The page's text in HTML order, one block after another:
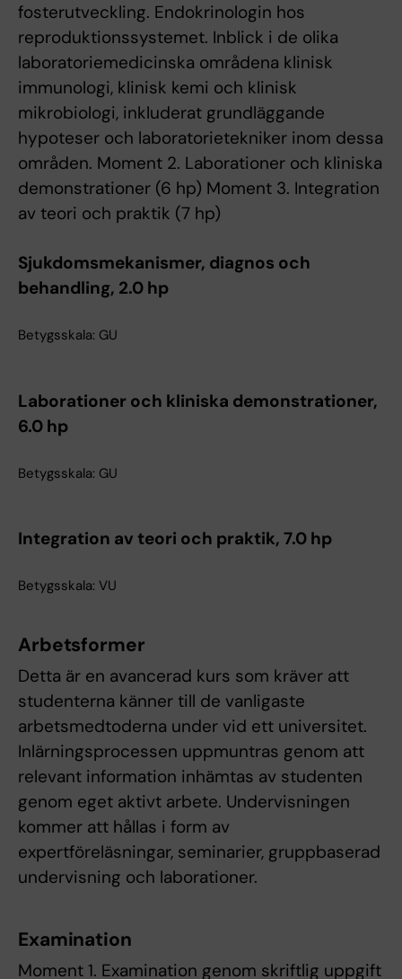
fosterutveckling. Endokrinologin hos
reproduktionssystemet. Inblick i de olika
laboratoriemedicinska områdena klinisk
immunologi, klinisk kemi och klinisk
mikrobiologi, inkluderat grundläggande
hypoteser och laboratorietekniker inom dessa
områden. Moment 2. Laborationer och kliniska
demonstrationer (6 hp) Moment 3. Integration
av teori och praktik (7 hp)
Sjukdomsmekanismer, diagnos och
behandling, 2.0 hp
Betygsskala: GU
Laborationer och kliniska demonstrationer,
6.0 hp
Betygsskala: GU
Integration av teori och praktik, 7.0 hp
Betygsskala: VU
Arbetsformer
Detta är en avancerad kurs som kräver att
studenterna känner till de vanligaste
arbetsmedtoderna under vid ett universitet.
Inlärningsprocessen uppmuntras genom att
relevant information inhämtas av studenten
genom eget aktivt arbete. Undervisningen
kommer att hållas i form av
expertföreläsningar, seminarier, gruppbaserad
undervisning och laborationer.
Examination
Moment 1. Examination genom skriftlig uppgift